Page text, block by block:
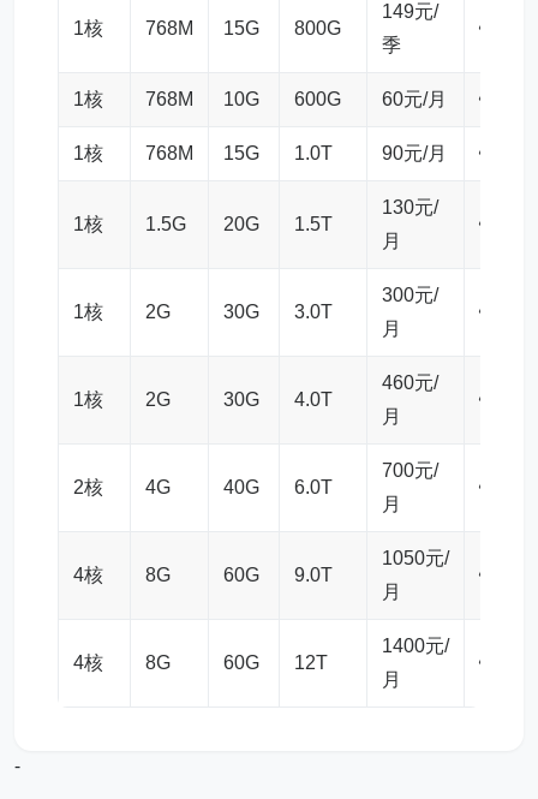
1核 768M 15G 800G
149元/
季
链接
1核 768M 10G 600G 60元/月 链接
1核 768M 15G 1.0T 90元/月 链接
1核 1.5G 20G 1.5T
130元/
月
链接
1核 2G 30G 3.0T
300元/
月
链接
1核 2G 30G 4.0T
460元/
月
链接
2核 4G 40G 6.0T
700元/
月
链接
4核 8G 60G 9.0T
1050元/
月
链接
4核 8G 60G 12T
1400元/
月
链接
-